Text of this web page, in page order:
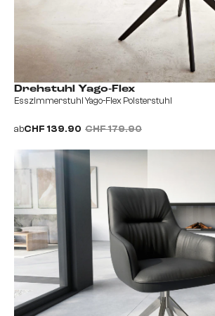
Drehstuhl Yago-Flex
Esszimmerstuhl Yago-Flex Polsterstuhl
abCHF 139.90 CHF 179.90